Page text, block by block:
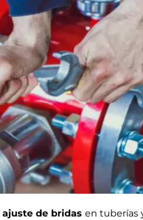
ajuste de bridas en tuberías